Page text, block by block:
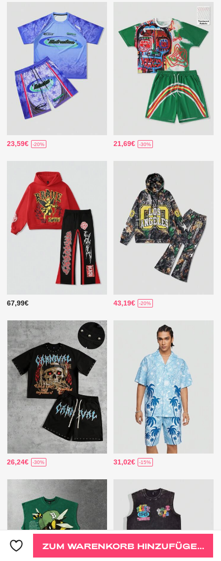
23,59€ -20% 21,69€ -30%
67,99€ 43,19€ -20%
26,24€ -30% 31,02€ -15%
ZUM WARENKORB HINZUFÜGEN